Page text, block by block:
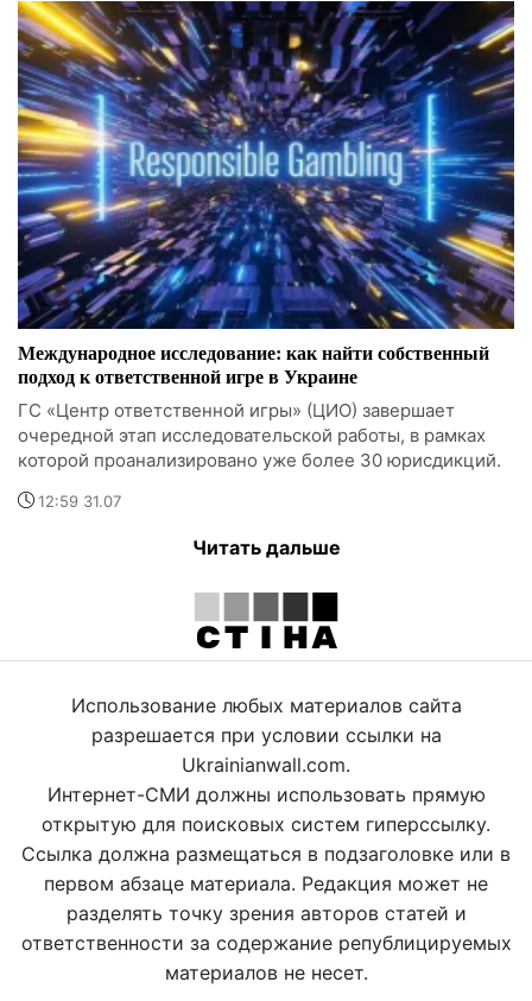
Международное исследование: как найти собственный
подход к ответственной игре в Украине
ГС «Центр ответственной игры» (ЦИО) завершает
очередной этап исследовательской работы, в рамках
которой проанализировано уже более 30 юрисдикций.
12:59 31.07
Читать дальше
Использование любых материалов сайта
разрешается при условии ссылки на
Ukrainianwall.com.
Интернет-СМИ должны использовать прямую
открытую для поисковых систем гиперссылку.
Ссылка должна размещаться в подзаголовке или в
первом абзаце материала. Редакция может не
разделять точку зрения авторов статей и
ответственности за содержание републицируемых
материалов не несет.